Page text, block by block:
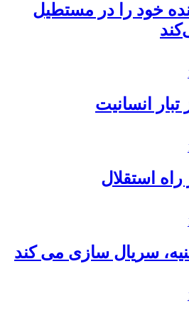
خود را در مستطیل
انسانیت
راه استقلال
سریال سازی می کند